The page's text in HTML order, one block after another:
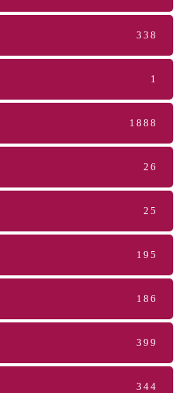
338
1
1888
26
25
195
186
399
344